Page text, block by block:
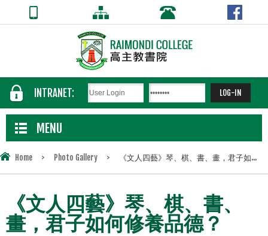
INTRANET:
MENU
Home > Photo Gallery > 《文人四藝》琴、棋、書、畫，君子如...
《文人四藝》琴、棋、書、
畫，君子如何修養品德？